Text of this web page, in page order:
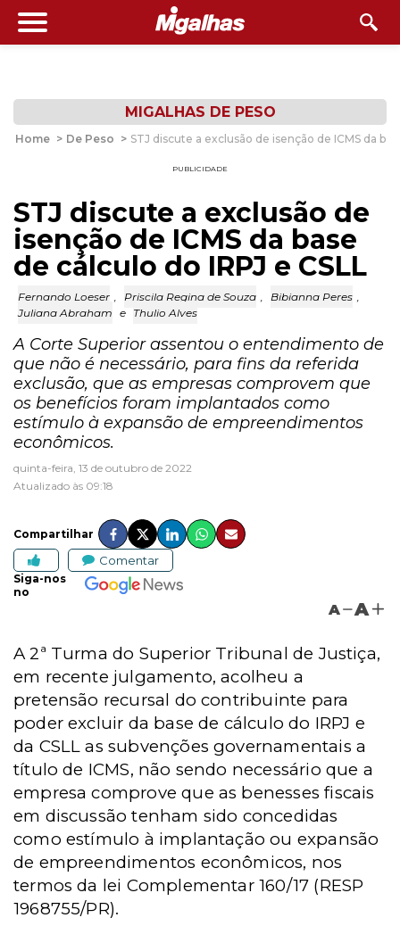
MIGALHAS DE PESO
Home > De Peso > STJ discute a exclusão de isenção de ICMS da
PUBLICIDADE
STJ discute a exclusão de
isenção de ICMS da base
de cálculo do IRPJ e CSLL
Fernando Loeser , Priscila Regina de Souza , Bibianna Peres ,
Juliana Abraham e Thulio Alves
A Corte Superior assentou o entendimento de
que não é necessário, para fins da referida
exclusão, que as empresas comprovem que
os benefícios foram implantados como
estímulo à expansão de empreendimentos
econômicos.
quinta-feira, 13 de outubro de 2022
Atualizado às 09:18
Compartilhar
Comentar
Siga-nos
no
A A
A 2ª Turma do Superior Tribunal de Justiça,
em recente julgamento, acolheu a
pretensão recursal do contribuinte para
poder excluir da base de cálculo do IRPJ e
da CSLL as subvenções governamentais a
título de ICMS, não sendo necessário que a
empresa comprove que as benesses fiscais
em discussão tenham sido concedidas
como estímulo à implantação ou expansão
de empreendimentos econômicos, nos
termos da lei Complementar 160/17 (RESP
1968755/PR).